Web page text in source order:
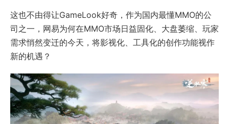
这也不由得让GameLook好奇，作为国内最懂MMO的公
司之一，网易为何在MMO市场日益固化、大盘萎缩、玩家
需求悄然变迁的今天，将影视化、工具化的创作功能视作
新的机遇？